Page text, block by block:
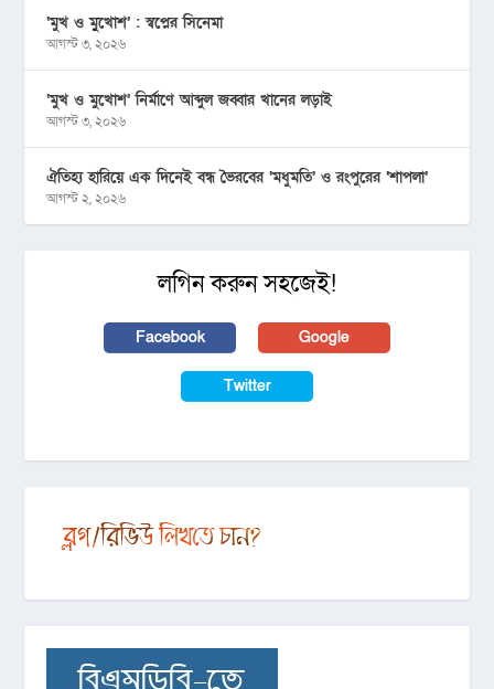
‘মুখ ও মু্খোশ’ : স্বপ্নের সিনেমা
আগস্ট ৩, ২০২৬
‘মুখ ও মুখোশ’ নির্মাণে আব্দুল জব্বার খানের লড়াই
আগস্ট ৩, ২০২৬
ঐতিহ্য হারিয়ে এক দিনেই বন্ধ ভৈরবের ‘মধুমতি’ ও রংপুরের ‘শাপলা’
আগস্ট ২, ২০২৬
লগিন করুন সহজেই!
Facebook Google
Twitter